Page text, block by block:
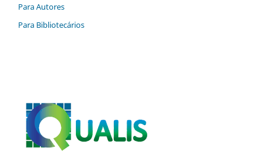
Para Autores
Para Bibliotecários